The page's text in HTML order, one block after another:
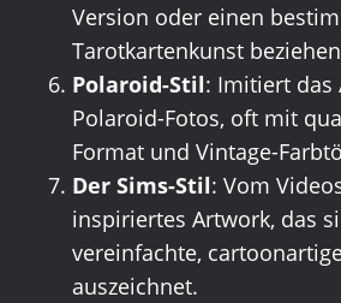
Version oder einen
Tarotkartenkunst
Polaroid-Stil: Imitiert das
Polaroid-Fotos, oft mit
Format und Vintage-
Der Sims-Stil: Vom
inspiriertes Artwork, das
vereinfachte,
auszeichnet.